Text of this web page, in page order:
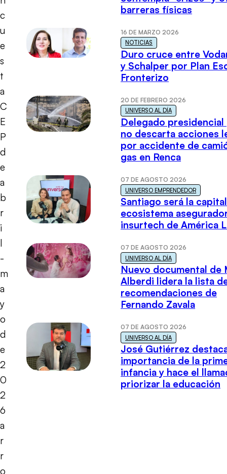
c
u
e
s
t
a
C
E
P
d
e
a
b
r
i
l
-
m
a
y
o
d
e
2
0
2
6
a
r
r
o
barreras físicas
16 DE MARZO 2026
NOTICIAS
Duro cruce entre
y Schalper por Plan
Fronterizo
20 DE FEBRERO 2026
UNIVERSO AL DÍA
Delegado presidencial
no descarta acciones
por accidente de
gas en Renca
07 DE AGOSTO 2026
UNIVERSO EMPRENDEDOR
Santiago será la
ecosistema
insurtech de América
07 DE AGOSTO 2026
UNIVERSO AL DÍA
Nuevo documental de
Alberdi lidera la lista
recomendaciones de
Fernando Zavala
07 DE AGOSTO 2026
UNIVERSO AL DÍA
José Gutiérrez
importancia de la
infancia y hace el
priorizar la educación